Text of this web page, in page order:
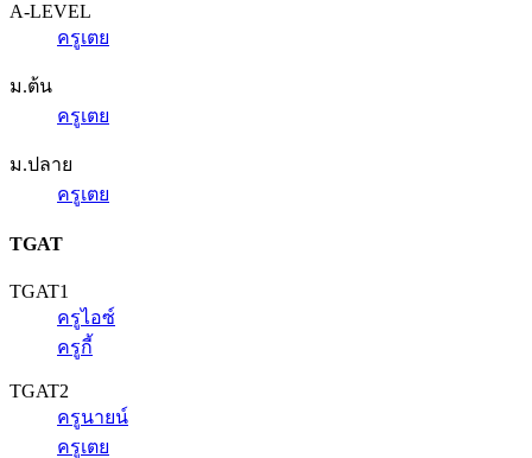
A-LEVEL
ครูเตย
ม.ต้น
ครูเตย
ม.ปลาย
ครูเตย
TGAT
TGAT1
ครูไอซ์
ครูกี้
TGAT2
ครูนายน์
ครูเตย